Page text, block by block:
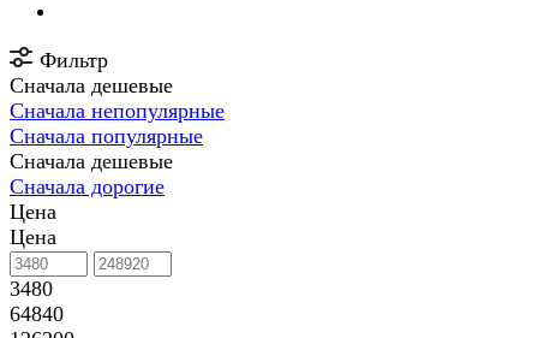
Фильтр
Сначала дешевые
Сначала непопулярные
Сначала популярные
Сначала дешевые
Сначала дорогие
Цена
Цена
3480
64840